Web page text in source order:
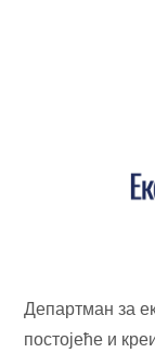
Департман за
постојеће и